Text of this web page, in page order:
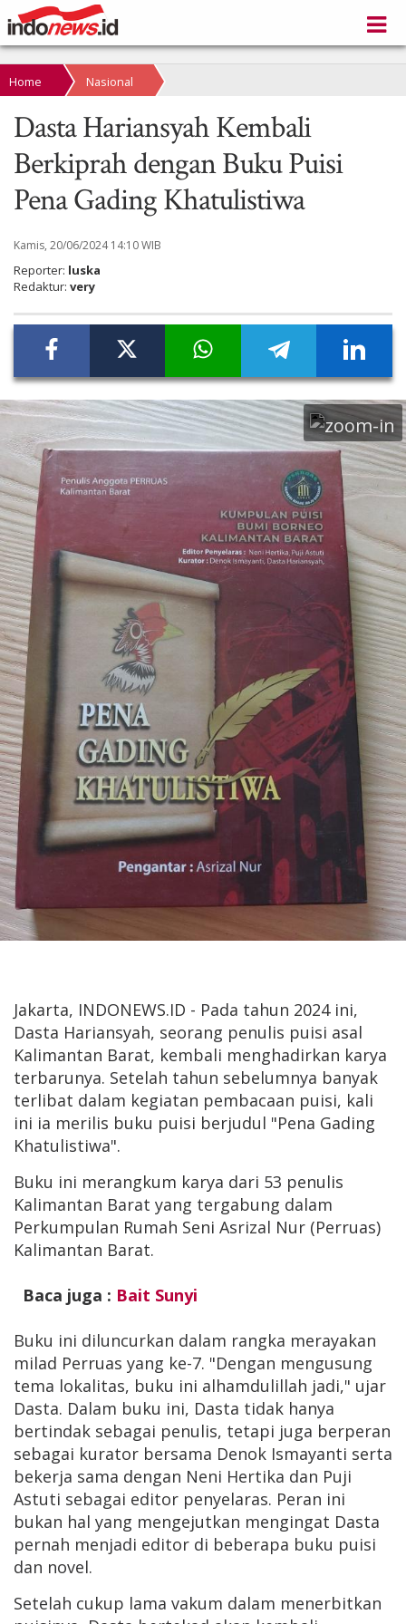
Home Nasional
Dasta Hariansyah Kembali
Berkiprah dengan Buku Puisi
Pena Gading Khatulistiwa
Kamis, 20/06/2024 14:10 WIB
Reporter: luska
Redaktur: very
Jakarta, INDONEWS.ID - Pada tahun 2024 ini,
Dasta Hariansyah, seorang penulis puisi asal
Kalimantan Barat, kembali menghadirkan karya
terbarunya. Setelah tahun sebelumnya banyak
terlibat dalam kegiatan pembacaan puisi, kali
ini ia merilis buku puisi berjudul "Pena Gading
Khatulistiwa".
Buku ini merangkum karya dari 53 penulis
Kalimantan Barat yang tergabung dalam
Perkumpulan Rumah Seni Asrizal Nur (Perruas)
Kalimantan Barat.
Baca juga : Bait Sunyi
Buku ini diluncurkan dalam rangka merayakan
milad Perruas yang ke-7. "Dengan mengusung
tema lokalitas, buku ini alhamdulillah jadi," ujar
Dasta. Dalam buku ini, Dasta tidak hanya
bertindak sebagai penulis, tetapi juga berperan
sebagai kurator bersama Denok Ismayanti serta
bekerja sama dengan Neni Hertika dan Puji
Astuti sebagai editor penyelaras. Peran ini
bukan hal yang mengejutkan mengingat Dasta
pernah menjadi editor di beberapa buku puisi
dan novel.
Setelah cukup lama vakum dalam menerbitkan